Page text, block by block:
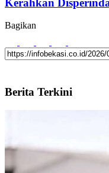
Bagikan
Berita Terkini